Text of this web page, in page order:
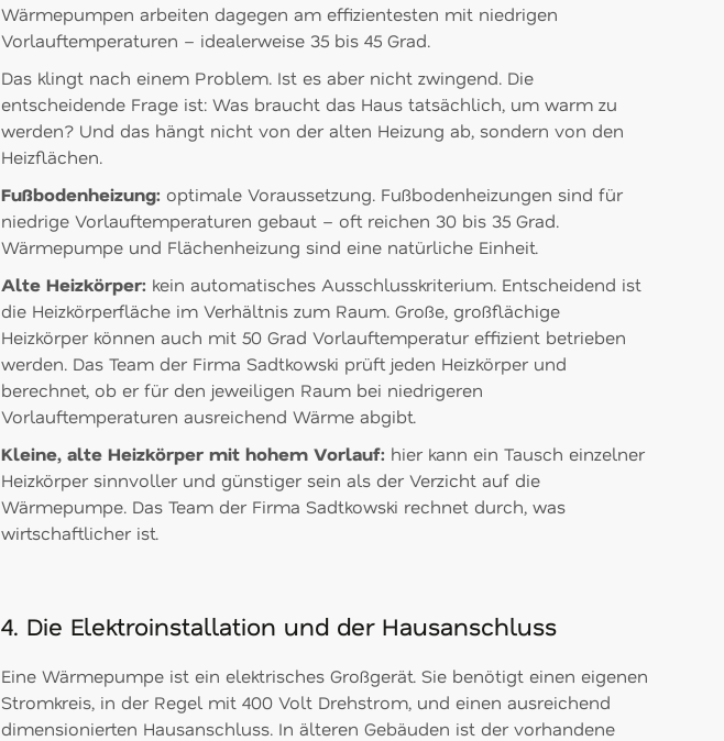
Wärmepumpen arbeiten dagegen am effizientesten mit niedrigen
Vorlauftemperaturen – idealerweise 35 bis 45 Grad.
Das klingt nach einem Problem. Ist es aber nicht zwingend. Die
entscheidende Frage ist: Was braucht das Haus tatsächlich, um warm zu
werden? Und das hängt nicht von der alten Heizung ab, sondern von den
Heizflächen.
Fußbodenheizung: optimale Voraussetzung. Fußbodenheizungen sind für
niedrige Vorlauftemperaturen gebaut – oft reichen 30 bis 35 Grad.
Wärmepumpe und Flächenheizung sind eine natürliche Einheit.
Alte Heizkörper: kein automatisches Ausschlusskriterium. Entscheidend ist
die Heizkörperfläche im Verhältnis zum Raum. Große, großflächige
Heizkörper können auch mit 50 Grad Vorlauftemperatur effizient betrieben
werden. Das Team der Firma Sadtkowski prüft jeden Heizkörper und
berechnet, ob er für den jeweiligen Raum bei niedrigeren
Vorlauftemperaturen ausreichend Wärme abgibt.
Kleine, alte Heizkörper mit hohem Vorlauf: hier kann ein Tausch einzelner
Heizkörper sinnvoller und günstiger sein als der Verzicht auf die
Wärmepumpe. Das Team der Firma Sadtkowski rechnet durch, was
wirtschaftlicher ist.
4. Die Elektroinstallation und der Hausanschluss
Eine Wärmepumpe ist ein elektrisches Großgerät. Sie benötigt einen eigenen
Stromkreis, in der Regel mit 400 Volt Drehstrom, und einen ausreichend
dimensionierten Hausanschluss. In älteren Gebäuden ist der vorhandene